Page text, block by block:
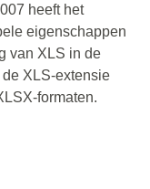
heeft het
eigenschappen
van XLS in de
XLS-extensie
formaten.